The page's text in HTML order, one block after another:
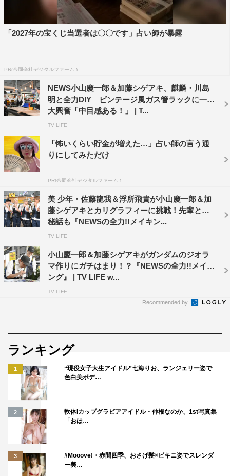
「2027年の宝くじ当選者は〇〇です」占い師が暴露
PR(合同会社デジタルファーム )
NEWS小山慶一郎＆加藤シゲアキ、麒麟・川島
明と全力DIY ビンテージ風ガス管ラックに一同
大興奮「中目感ある！」 | T...
TV LIFE
「怖いくらい貯金が増えた…」占い師の言う通
りにしてみただけ
PR(合同会社デジタルファーム )
美 少年・佐藤龍我＆浮所飛貴が小山慶一郎＆加
藤シゲアキとカリグラフィーに挑戦！先輩との
秘話も『NEWSの全力!!メイキン...
TV LIFE
小山慶一郎＆加藤シゲアキがガンダムのジオラ
マ作りにガチはまり！？『NEWSの全力!!メイキ
ング』 | TV LIFE w...
TV LIFE
Recommended by
ランキング
1
“現役女子大生アイドル”七海りお、ランジェリー姿で
色白美ボデ…
2
軟体Iカップグラビアアイドル・仲根なのか、1st写真集
「おは…
3
#Mooove!・赤間四季、おさげ髪×ビキニ姿でスレンダ
ー美…